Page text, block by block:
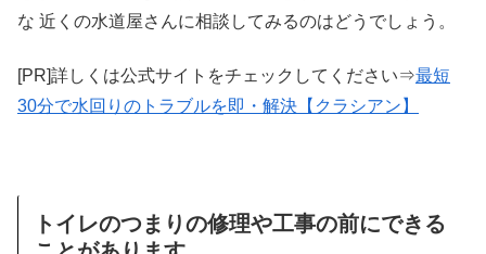
な 近くの水道屋さんに相談してみるのはどうでしょう。
[PR]詳しくは公式サイトをチェックしてください⇒最短
30分で水回りのトラブルを即・解決【クラシアン】
トイレのつまりの修理や工事の前にできる